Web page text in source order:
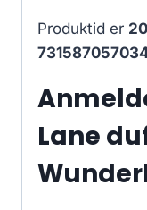
Produktid er
Lane